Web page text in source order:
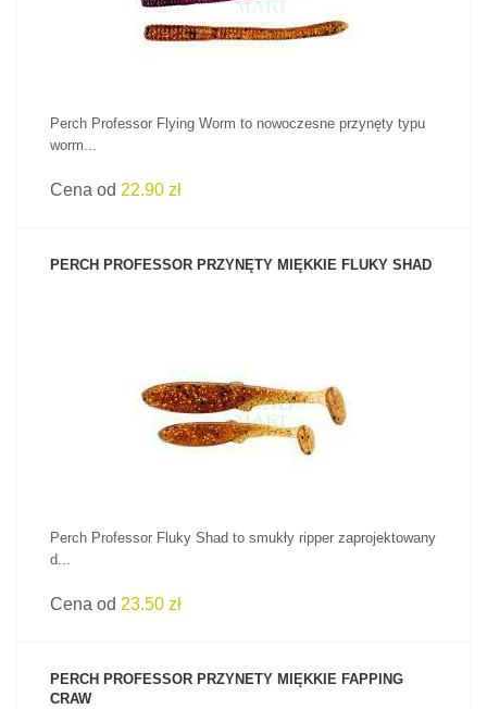
Perch Professor Flying Worm to nowoczesne przynęty typu
worm...
Cena od 22.90 zł
PERCH PROFESSOR PRZYNĘTY MIĘKKIE FLUKY SHAD
ZOBACZ PRODUKT
Perch Professor Fluky Shad to smukły ripper zaprojektowany
d...
Cena od 23.50 zł
PERCH PROFESSOR PRZYNETY MIĘKKIE FAPPING
CRAW